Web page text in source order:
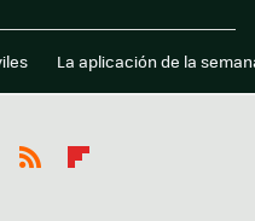
La aplicación de la